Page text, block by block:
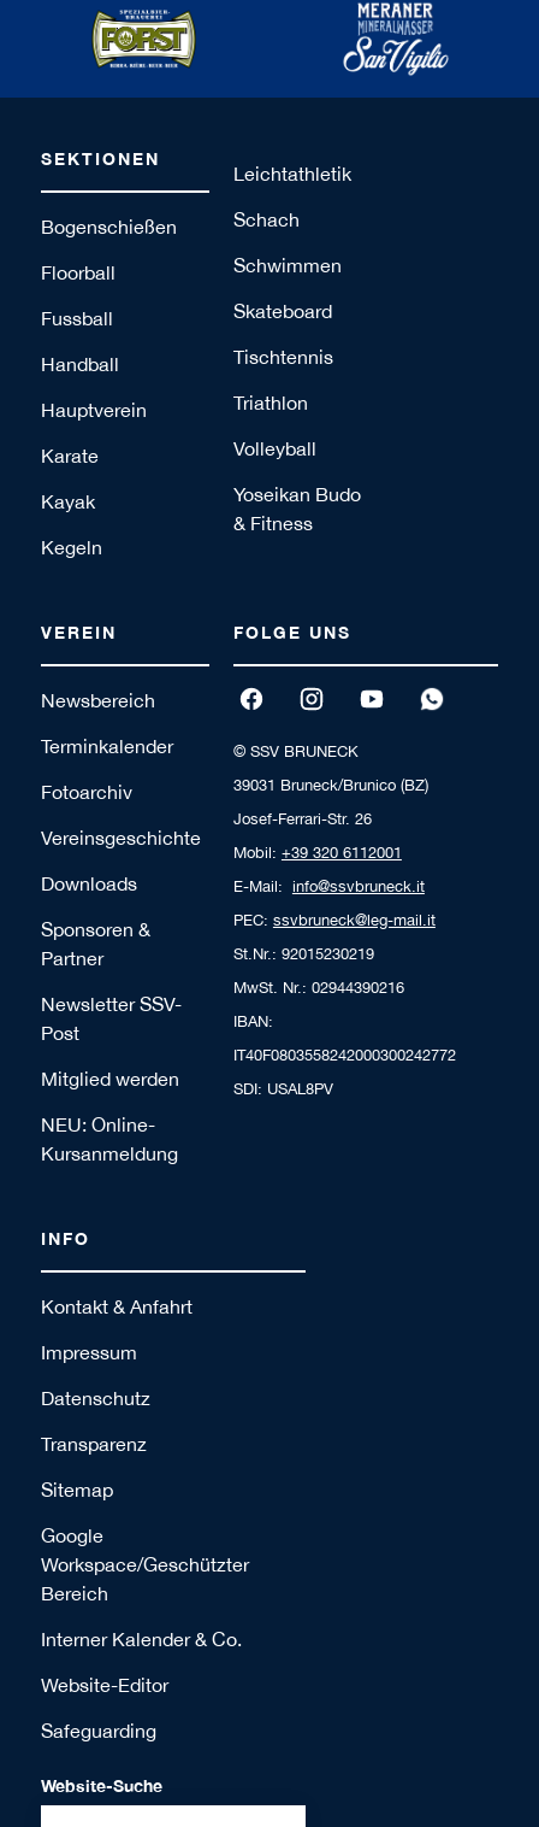
SEKTIONEN
Bogenschießen
Floorball
Fussball
Handball
Hauptverein
Karate
Kayak
Kegeln
Leichtathletik
Schach
Schwimmen
Skateboard
Tischtennis
Triathlon
Volleyball
Yoseikan Budo
& Fitness
VEREIN
Newsbereich
Terminkalender
Fotoarchiv
Vereinsgeschichte
Downloads
Sponsoren &
Partner
Newsletter SSV-
Post
Mitglied werden
NEU: Online-
Kursanmeldung
FOLGE UNS
© SSV BRUNECK
39031 Bruneck/Brunico (BZ)
Josef-Ferrari-Str. 26
Mobil: +39 320 6112001
E-Mail: info@ssvbruneck.it
PEC: ssvbruneck@leg-mail.it
St.Nr.: 92015230219
MwSt. Nr.: 02944390216
IBAN:
IT40F0803558242000300242772
SDI: USAL8PV
INFO
Kontakt & Anfahrt
Impressum
Datenschutz
Transparenz
Sitemap
Google
Workspace/Geschützter
Bereich
Interner Kalender & Co.
Website-Editor
Safeguarding
Website-Suche